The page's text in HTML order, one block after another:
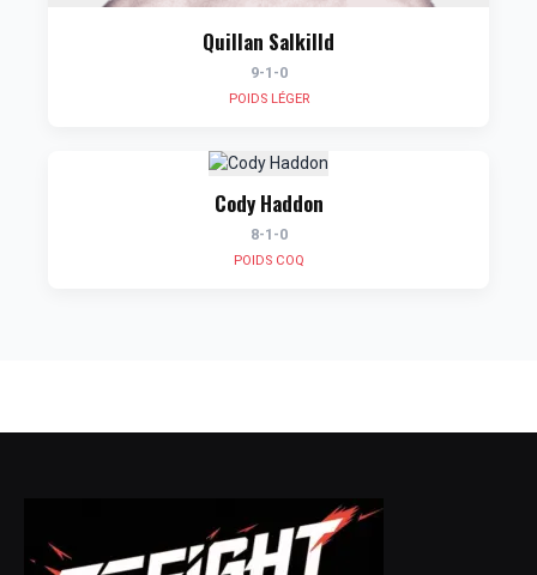
Quillan Salkilld
9-1-0
POIDS LÉGER
Cody Haddon
8-1-0
POIDS COQ